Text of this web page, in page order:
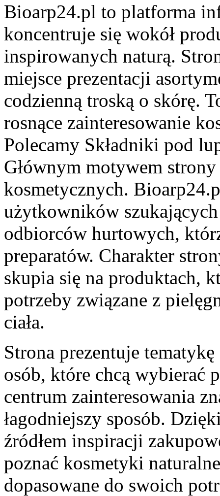
Bioarp24.pl to platforma
koncentruje się wokół
inspirowanych naturą.
miejsce prezentacji
codzienną troską o skórę.
rosnące zainteresowanie
Polecamy Składniki pod
Głównym motywem
kosmetycznych.
użytkowników
odbiorców hurtowych,
preparatów. Charakter
skupia się na produktach,
potrzeby związane z
ciała.
Strona prezentuje
osób, które chcą wybierać
centrum zainteresowania
łagodniejszy sposób.
źródłem inspiracji
poznać kosmetyki
dopasowane do swoich